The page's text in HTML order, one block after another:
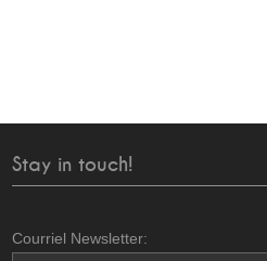
Stay in touch!
Courriel Newsletter: